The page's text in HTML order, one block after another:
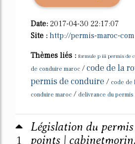
Date: 2017-04-30 22:17:07
Site : http://permis-maroc-
Thèmes liés : formule p iii permis de
de conduire maroc /code de la
permis de conduire / code de
conduire maroc / delivrance du
1
Législation du
points |